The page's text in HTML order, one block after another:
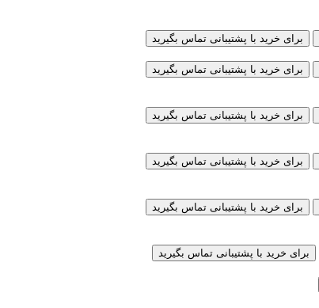
برای خرید با پشتیبانی تماس بگیرید
برای خرید با پشتیبانی تماس بگیرید
برای خرید با پشتیبانی تماس بگیرید
برای خرید با پشتیبانی تماس بگیرید
برای خرید با پشتیبانی تماس بگیرید
برای خرید با پشتیبانی تماس بگیرید